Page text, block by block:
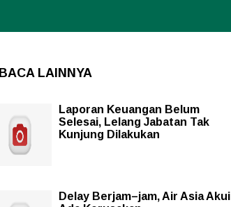
BACA LAINNYA
Laporan Keuangan Belum
Selesai, Lelang Jabatan Tak
Kunjung Dilakukan
Delay Berjam–jam, Air Asia Akui